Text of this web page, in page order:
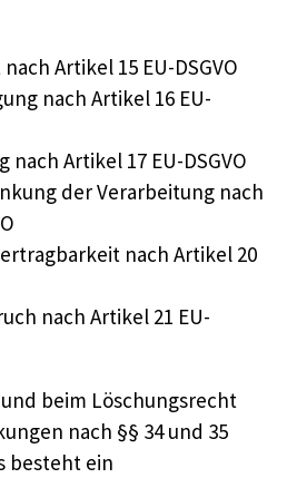
Artikel 15 EU-DSGVO
nach Artikel 16 EU-
nach Artikel 17 EU-DSGVO
der Verarbeitung nach
nach Artikel 20
nach Artikel 21 EU-
beim Löschungsrecht
nach §§ 34 und 35
besteht ein